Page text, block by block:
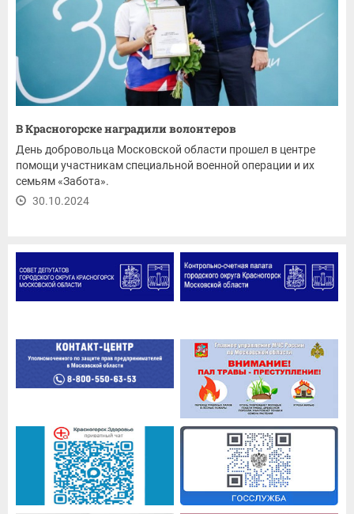
В Красногорске наградили волонтеров
День добровольца Московской области прошел в центре
помощи участникам специальной военной операции и их
семьям «Забота».
30.10.2024